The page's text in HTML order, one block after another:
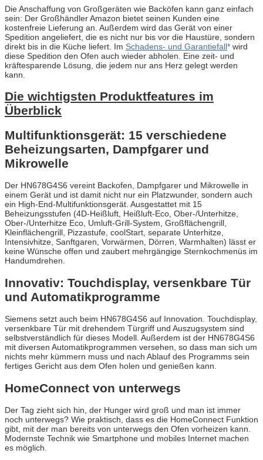
Die Anschaffung von Großgeräten wie Backöfen kann ganz einfach
sein: Der Großhändler Amazon bietet seinen Kunden eine
kostenfreie Lieferung an. Außerdem wird das Gerät von einer
Spedition angeliefert, die es nicht nur bis vor die Haustüre, sondern
direkt bis in die Küche liefert. Im Schadens- und Garantiefall wird
diese Spedition den Ofen auch wieder abholen. Eine zeit- und
kräftesparende Lösung, die jedem nur ans Herz gelegt werden
kann.
Die wichtigsten Produktfeatures im
Überblick
Multifunktionsgerät: 15 verschiedene
Beheizungsarten, Dampfgarer und
Mikrowelle
Der HN678G4S6 vereint Backofen, Dampfgarer und Mikrowelle in
einem Gerät und ist damit nicht nur ein Platzwunder, sondern auch
ein High-End-Multifunktionsgerät. Ausgestattet mit 15
Beheizungsstufen (4D-Heißluft, Heißluft-Eco, Ober-/Unterhitze,
Ober-/Unterhitze Eco, Umluft-Grill-System, Großflächengrill,
Kleinflächengrill, Pizzastufe, coolStart, separate Unterhitze,
Intensivhitze, Sanftgaren, Vorwärmen, Dörren, Warmhalten) lässt er
keine Wünsche offen und zaubert mehrgängige Sternkochmenüs im
Handumdrehen.
Innovativ: Touchdisplay, versenkbare Tür
und Automatikprogramme
Siemens setzt auch beim HN678G4S6 auf Innovation. Touchdisplay,
versenkbare Tür mit drehendem Türgriff und Auszugsystem sind
selbstverständlich für dieses Modell. Außerdem ist der HN678G4S6
mit diversen Automatikprogrammen versehen, so dass man sich um
nichts mehr kümmern muss und nach Ablauf des Programms sein
fertiges Gericht aus dem Ofen holen und genießen kann.
HomeConnect von unterwegs
Der Tag zieht sich hin, der Hunger wird groß und man ist immer
noch unterwegs? Wie praktisch, dass es die HomeConnect Funktion
gibt, mit der man bereits von unterwegs den Ofen vorheizen kann.
Modernste Technik wie Smartphone und mobiles Internet machen
es möglich.